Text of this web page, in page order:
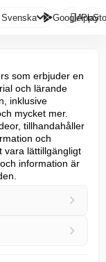
Svenska GooglePlay

som erbjuder en
och lärande
inklusive
mycket mer.
tillhandahåller
och
vara lättillgängligt
information är